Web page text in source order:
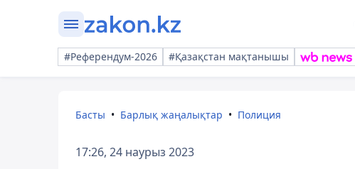
#Референдум-2026 #Қазақстан мақтанышы
Басты Барлық жаңалықтар Полиция
17:26, 24 наурыз 2023